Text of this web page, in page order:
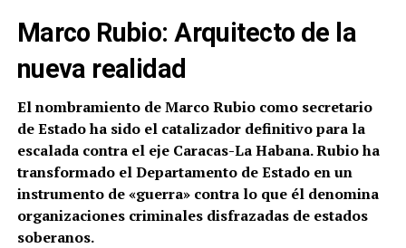
Marco Rubio: Arquitecto de la
nueva realidad
El nombramiento de Marco Rubio como secretario
de Estado ha sido el catalizador definitivo para la
escalada contra el eje Caracas-La Habana. Rubio ha
transformado el Departamento de Estado en un
instrumento de «guerra» contra lo que él denomina
organizaciones criminales disfrazadas de estados
soberanos.